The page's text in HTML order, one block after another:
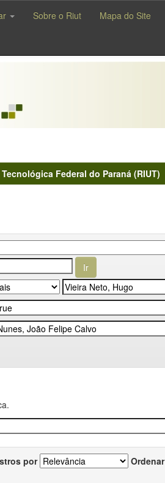
Sobre o Riut Mapa do Site
Federal do Paraná (RIUT)
por Ordenar